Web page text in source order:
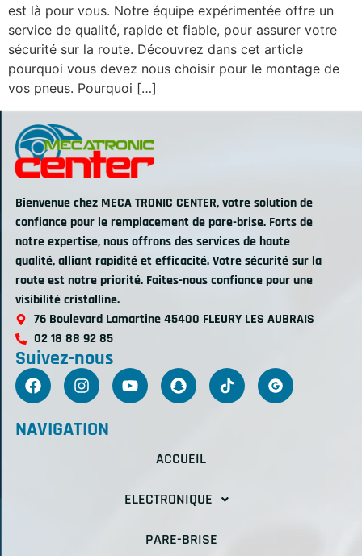
est là pour vous. Notre équipe expérimentée offre un
service de qualité, rapide et fiable, pour assurer votre
sécurité sur la route. Découvrez dans cet article
pourquoi vous devez nous choisir pour le montage de
vos pneus. Pourquoi […]
Bienvenue chez MECA TRONIC CENTER, votre solution de
confiance pour le remplacement de pare-brise. Forts de
notre expertise, nous offrons des services de haute
qualité, alliant rapidité et efficacité. Votre sécurité sur la
route est notre priorité. Faites-nous confiance pour une
visibilité cristalline.
76 Boulevard Lamartine 45400 FLEURY LES AUBRAIS
02 18 88 92 85
Suivez-nous
NAVIGATION
ACCUEIL
ELECTRONIQUE
PARE-BRISE